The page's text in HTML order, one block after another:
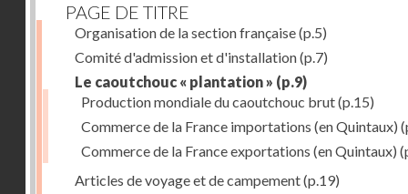
PAGE DE TITRE
Organisation de la section française(p.5)
Comité d'admission et d'installation(p.7)
Le caoutchouc « plantation » (p.9)
Production mondiale du caoutchouc brut(p.15)
Commerce de la France importations (en Quintaux)
Commerce de la France exportations (en Quintaux)
Articles de voyage et de campement(p.19)